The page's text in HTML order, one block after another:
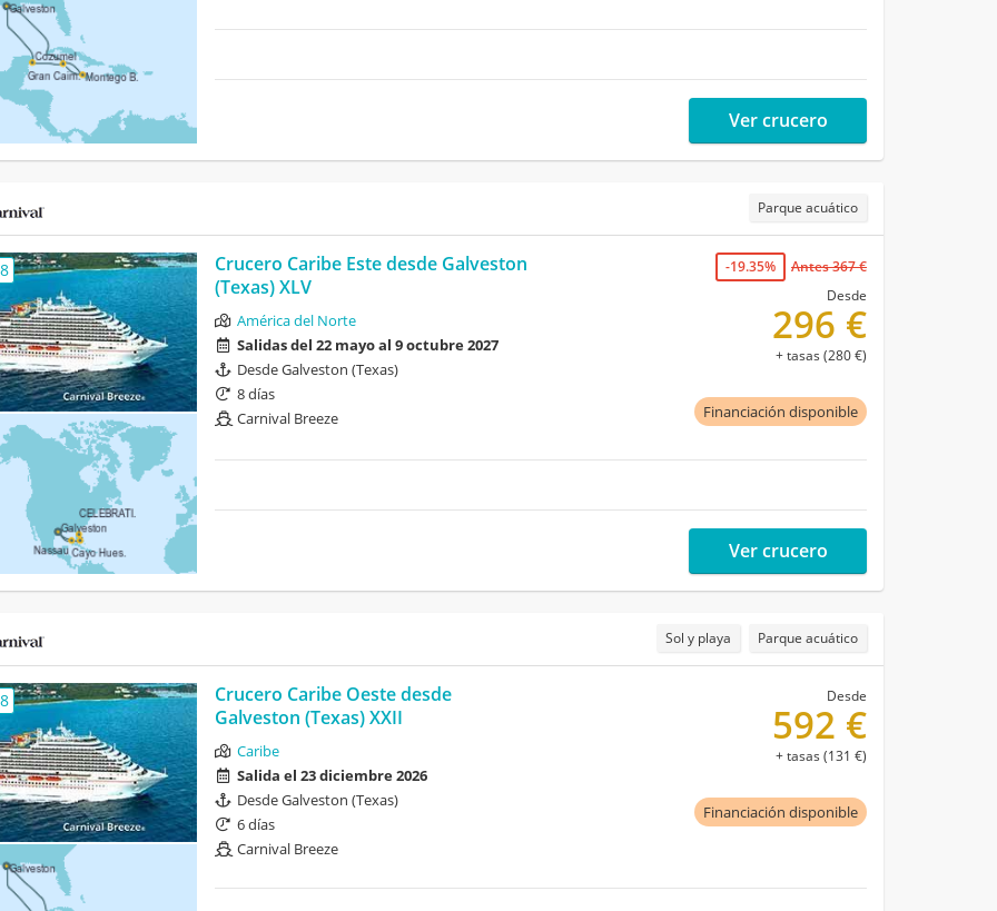
Ver crucero
Parque acuático
Crucero Caribe Este desde Galveston
(Texas) XLV
América del Norte
Salidas del 22 mayo al 9 octubre 2027
Desde Galveston (Texas)
8 días
Carnival Breeze
Financiación disponible
-19.35%
Antes 367 €
Desde
296 €
+ tasas (280 €)
Ver crucero
Sol y playa Parque acuático
Crucero Caribe Oeste desde
Galveston (Texas) XXII
Caribe
Salida el 23 diciembre 2026
Desde Galveston (Texas)
6 días
Carnival Breeze
Financiación disponible
Desde
592 €
+ tasas (131 €)